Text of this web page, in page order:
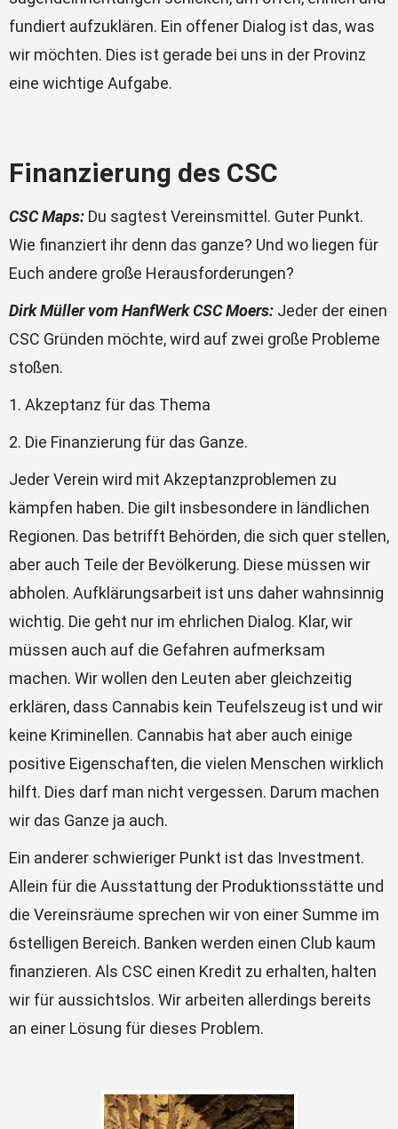
fundiert aufzuklären. Ein offener Dialog ist das, was
wir möchten. Dies ist gerade bei uns in der Provinz
eine wichtige Aufgabe.
Finanzierung des CSC
CSC Maps: Du sagtest Vereinsmittel. Guter Punkt.
Wie finanziert ihr denn das ganze? Und wo liegen für
Euch andere große Herausforderungen?
Dirk Müller vom HanfWerk CSC Moers: Jeder der einen
CSC Gründen möchte, wird auf zwei große Probleme
stoßen.
1. Akzeptanz für das Thema
2. Die Finanzierung für das Ganze.
Jeder Verein wird mit Akzeptanzproblemen zu
kämpfen haben. Die gilt insbesondere in ländlichen
Regionen. Das betrifft Behörden, die sich quer stellen,
aber auch Teile der Bevölkerung. Diese müssen wir
abholen. Aufklärungsarbeit ist uns daher wahnsinnig
wichtig. Die geht nur im ehrlichen Dialog. Klar, wir
müssen auch auf die Gefahren aufmerksam
machen. Wir wollen den Leuten aber gleichzeitig
erklären, dass Cannabis kein Teufelszeug ist und wir
keine Kriminellen. Cannabis hat aber auch einige
positive Eigenschaften, die vielen Menschen wirklich
hilft. Dies darf man nicht vergessen. Darum machen
wir das Ganze ja auch.
Ein anderer schwieriger Punkt ist das Investment.
Allein für die Ausstattung der Produktionsstätte und
die Vereinsräume sprechen wir von einer Summe im
6stelligen Bereich. Banken werden einen Club kaum
finanzieren. Als CSC einen Kredit zu erhalten, halten
wir für aussichtslos. Wir arbeiten allerdings bereits
an einer Lösung für dieses Problem.